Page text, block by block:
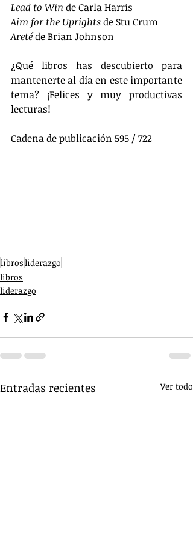
Lead to Win de Carla Harris
Aim for the Uprights de Stu Crum
Areté de Brian Johnson
¿Qué libros has descubierto para
mantenerte al día en este importante
tema? ¡Felices y muy productivas
lecturas!
Cadena de publicación 595 / 722
librosliderazgo
libros
liderazgo
Entradas recientes Ver todo